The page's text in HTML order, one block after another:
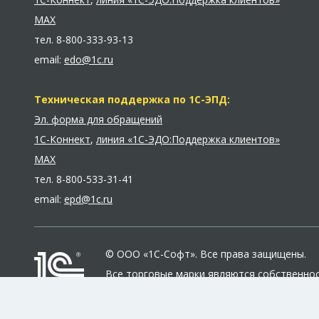
MAX
тел. 8-800-333-93-13
email: edo@1c.ru
Техническая поддержка по 1С-ЭПД:
Эл. форма для обращений
1С-Коннект, линия «1С-ЭДО:Поддержка клиентов»
MAX
тел. 8-800-533-31-41
email: epd@1c.ru
© ООО «1С-Софт». Все права защищены.
Все торговые марки являются